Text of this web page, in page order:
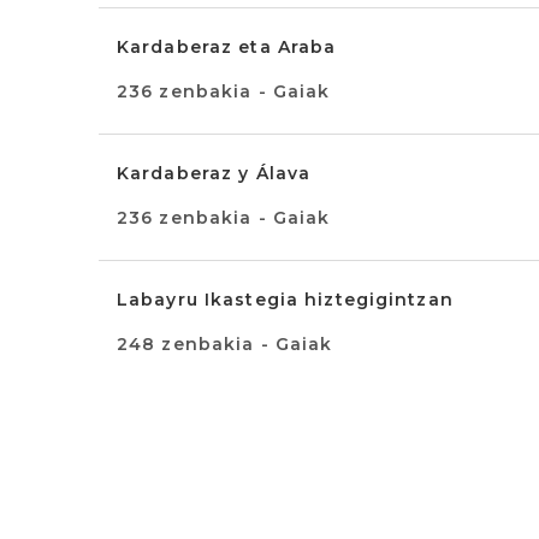
Kardaberaz eta Araba
236 zenbakia - Gaiak
Kardaberaz y Álava
236 zenbakia - Gaiak
Labayru Ikastegia hiztegigintzan
248 zenbakia - Gaiak